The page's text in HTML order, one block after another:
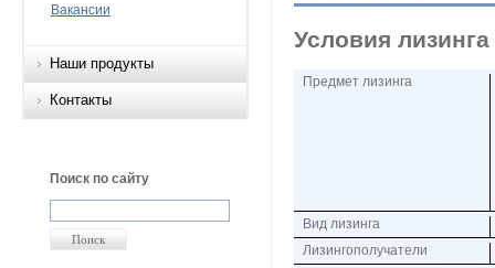
Вакансии
Наши продукты
Контакты
Поиск по сайту
Условия лизинга
Предмет лизинга
Вид лизинга
Лизингополучатели